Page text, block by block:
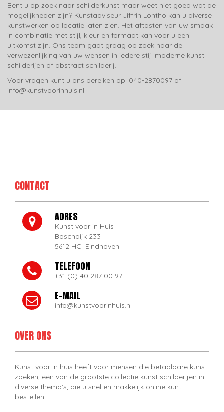
Bent u op zoek naar schilderkunst maar weet niet goed wat de
mogelijkheden zijn? Kunstadviseur Jiffrin Lontho kan u diverse
kunstwerken op locatie laten zien. Het aftasten van uw smaak
in combinatie met stijl, kleur en formaat kan voor u een
uitkomst zijn. Ons team gaat graag op zoek naar de
verwezenlijking van uw wensen in iedere stijl moderne kunst
schilderijen of abstract schilderij.
Voor vragen kunt u ons bereiken op: 040-2870097 of
info@kunstvoorinhuis.nl
CONTACT
ADRES
Kunst voor in Huis
Boschdijk 233
5612 HC Eindhoven
TELEFOON
+31 (0) 40 287 00 97
E-MAIL
info@kunstvoorinhuis.nl
OVER ONS
Kunst voor in huis heeft voor mensen die betaalbare kunst
zoeken, één van de grootste collectie kunst schilderijen in
diverse thema's, die u snel en makkelijk online kunt
bestellen.